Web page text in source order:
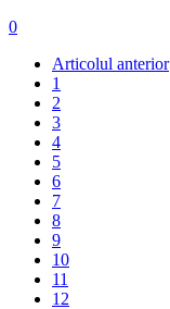
0
Articolul anterior
1
2
3
4
5
6
7
8
9
10
11
12